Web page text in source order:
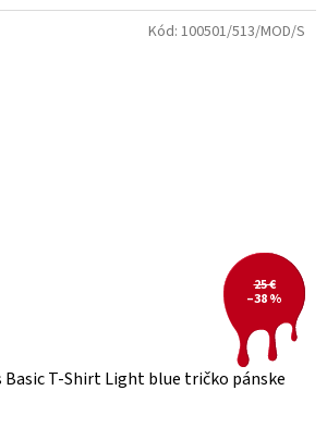
25 €
–38 %
T-Shirt Light blue tričko pánske
Kód: 100501/513/MOD/S